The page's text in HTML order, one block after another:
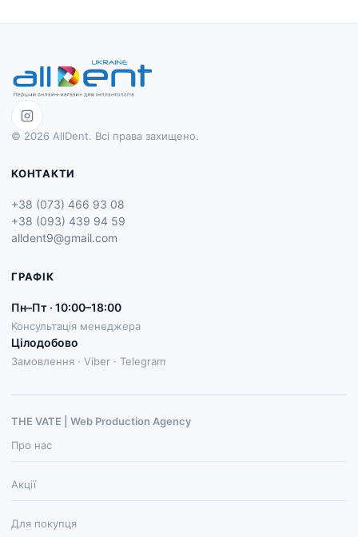
© 2026 AllDent. Всі права захищено.
КОНТАКТИ
+38 (073) 466 93 08
+38 (093) 439 94 59
alldent9@gmail.com
ГРАФІК
Пн–Пт · 10:00–18:00
Консультація менеджера
Цілодобово
Замовлення · Viber · Telegram
THE VATE | Web Production Agenсy
Про нас
Акції
Для покупця